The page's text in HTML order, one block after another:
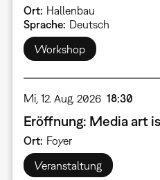
Ort Hallenbau
Sprache Deutsch
Workshop
Mi, 12. Aug. 2026 18:30
Eröffnung: Media art
Ort Foyer
Veranstaltung